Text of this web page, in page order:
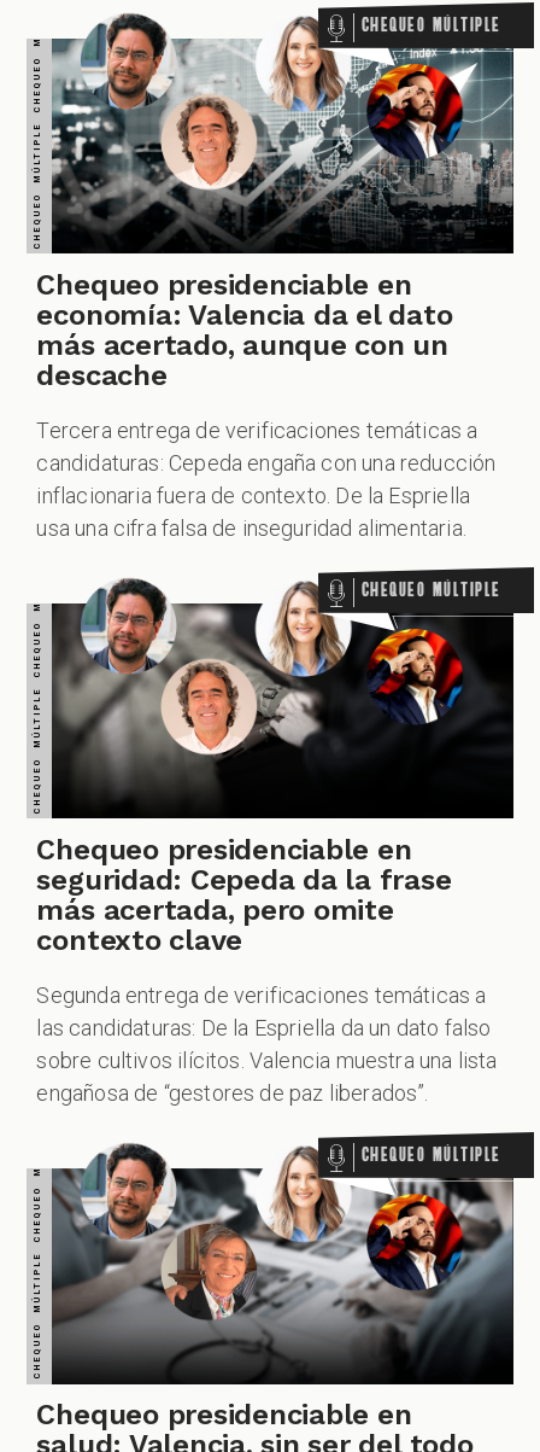
Chequeo Múltiple
Chequeo presidenciable en
economía: Valencia da el dato
más acertado, aunque con un
descache
Tercera entrega de verificaciones temáticas a
candidaturas: Cepeda engaña con una reducción
inflacionaria fuera de contexto. De la Espriella
usa una cifra falsa de inseguridad alimentaria.
CHEQUEO MÚLTIPLE CHEQUEO MÚLTIPLE CHEQUEO MÚLTIPLE CHEQUEO MÚLTIPLE CHEQUEO MÚLTIPLE CHEQUEO MÚLTIPLE CHEQUEO MÚLTIPLE Chequeo Múltiple
Chequeo presidenciable en
seguridad: Cepeda da la frase
más acertada, pero omite
contexto clave
Segunda entrega de verificaciones temáticas a
las candidaturas: De la Espriella da un dato falso
sobre cultivos ilícitos. Valencia muestra una lista
engañosa de “gestores de paz liberados”.
CHEQUEO MÚLTIPLE CHEQUEO MÚLTIPLE CHEQUEO MÚLTIPLE CHEQUEO MÚLTIPLE CHEQUEO MÚLTIPLE CHEQUEO MÚLTIPLE CHEQUEO MÚLTIPLE Chequeo Múltiple
Chequeo presidenciable en
salud: Valencia, sin ser del todo